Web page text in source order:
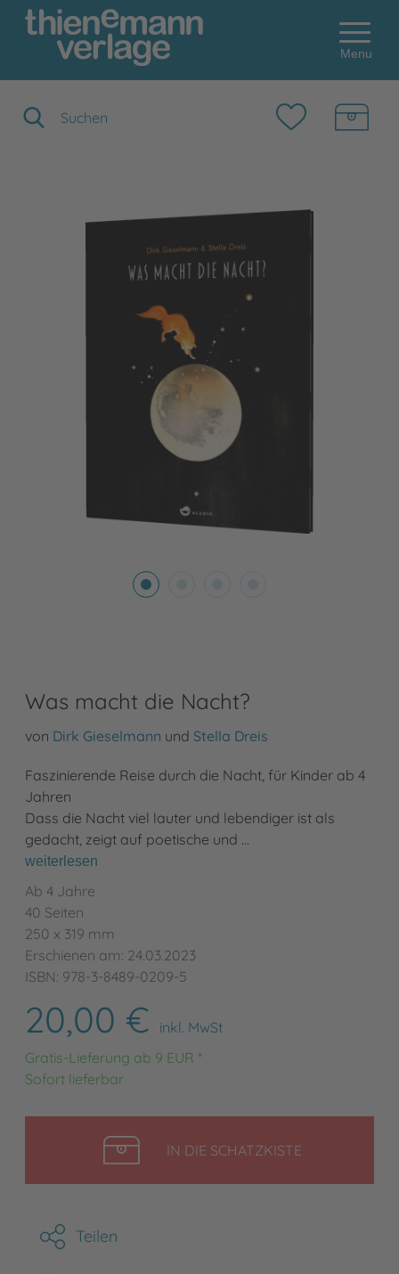
Menu
Was macht die Nacht?
von Dirk Gieselmann und Stella Dreis
Faszinierende Reise durch die Nacht, für Kinder ab 4
Jahren
Dass die Nacht viel lauter und lebendiger ist als
gedacht, zeigt auf poetische und …
weiterlesen
Ab 4 Jahre
40 Seiten
250 x 319 mm
Erschienen am: 24.03.2023
ISBN: 978-3-8489-0209-5
20,00 €
inkl. MwSt
Gratis-Lieferung ab 9 EUR *
Sofort lieferbar
IN DIE SCHATZKISTELEGEN
Teilen